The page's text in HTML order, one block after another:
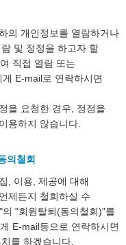
의 개인정보를 열람하거나
및 정정을 하고자 할
직접 열람 또는
E-mail로 연락하시면
을 요청한 경우, 정정을
용하지 않습니다.
의철회
, 이용, 제공에 대해
제든지 철회하실 수
"회원탈퇴(동의철회)"를
E-mail등으로 연락하시면
를 하겠습니다.